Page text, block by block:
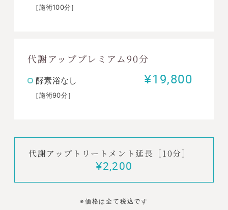
［施術100分］
代謝アッププレミアム90分
酵素浴なし ¥19,800
［施術90分］
代謝アップトリートメント延長［10分］
¥2,200
※価格は全て税込です